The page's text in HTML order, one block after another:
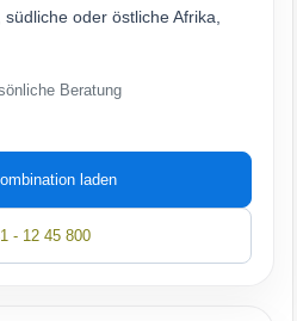
oder östliche Afrika,
Beratung
laden
- 12 45 800